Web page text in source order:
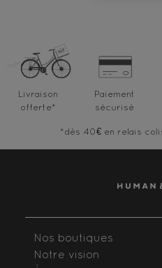
Livraison
offerte*
Paiement
sécurisé
*dès 40€ en relais
Nos boutiques
Notre vision